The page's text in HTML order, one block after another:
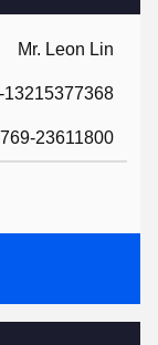
Mr. Leon Lin
13215377368
23611800